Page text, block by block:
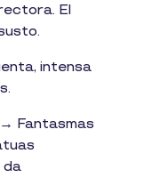
El
intensa
→ Fantasmas
da